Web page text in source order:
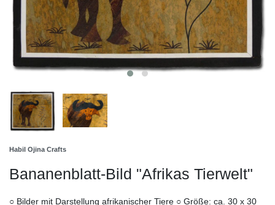
Habil Ojina Crafts
Bananenblatt-Bild "Afrikas Tierwelt"
○ Bilder mit Darstellung afrikanischer Tiere ○ Größe: ca. 30 x 30